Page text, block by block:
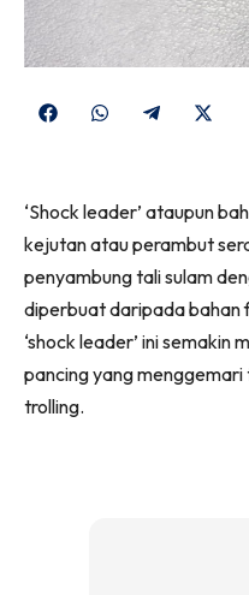
Share
Share
Share
‘Shock leader’ ataupun
kejutan atau perambut
penyambung tali sulam
diperbuat daripada bahan
‘shock leader’ ini semakin
pancing yang
trolling.